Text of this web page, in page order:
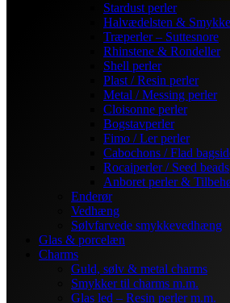
Stardust perler
Halvædelsten &
Træperler – Suttesnore
Rhinstene & Rondeller
Shell perler
Plast / Resin perler
Metal / Messing perler
Cloisonne perler
Bogstavperler
Fimo / Ler perler
Cabochons / Flad
Rocaiperler / Seed beads
Anboret perler &
Enderør
Vedhæng
Sølvfarvede smykkevedhæng
Glas & porcelæn
Charms
Guld, sølv & metal charms
Smykker til charms m.m.
Glas led – Resin perler m.m.